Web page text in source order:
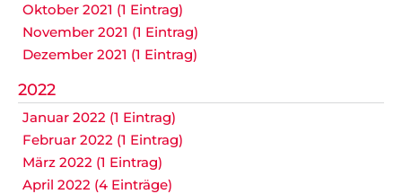
Oktober 2021 (1 Eintrag)
November 2021 (1 Eintrag)
Dezember 2021 (1 Eintrag)
2022
Januar 2022 (1 Eintrag)
Februar 2022 (1 Eintrag)
März 2022 (1 Eintrag)
April 2022 (4 Einträge)